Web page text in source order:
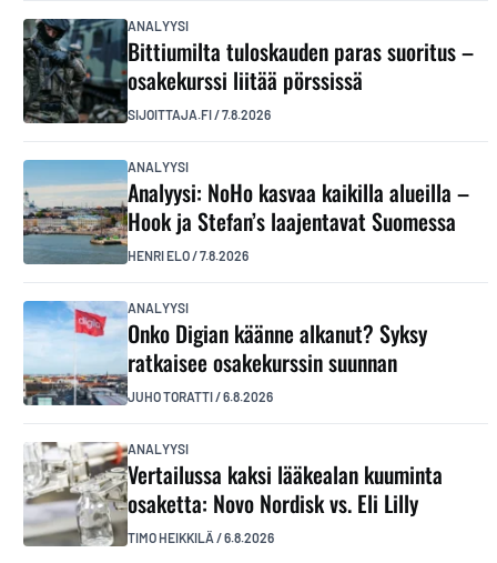
ANALYYSI
Bittiumilta tuloskauden paras suoritus –
osakekurssi liitää pörssissä
SIJOITTAJA.FI/7.8.2026
ANALYYSI
Analyysi: NoHo kasvaa kaikilla alueilla –
Hook ja Stefan’s laajentavat Suomessa
HENRI ELO/7.8.2026
ANALYYSI
Onko Digian käänne alkanut? Syksy
ratkaisee osakekurssin suunnan
JUHO TORATTI/6.8.2026
ANALYYSI
Vertailussa kaksi lääkealan kuuminta
osaketta: Novo Nordisk vs. Eli Lilly
TIMO HEIKKILÄ /6.8.2026